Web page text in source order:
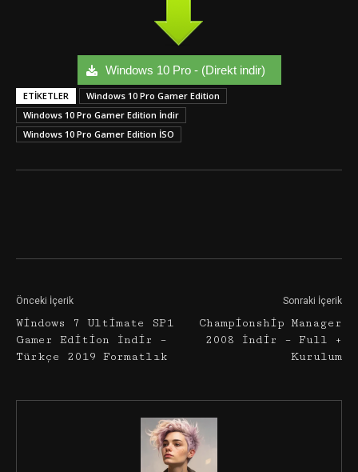
Windows 10 Pro - (Direkt indir)
ETIKETLER
Windows 10 Pro Gamer Edition
Windows 10 Pro Gamer Edition İndir
Windows 10 Pro Gamer Edition İSO
Önceki İçerik
Windows 7 Ultimate SP1
Gamer Edition İndir –
Türkçe 2019 Formatlık
Sonraki İçerik
Championship Manager
2008 İndir – Full +
Kurulum